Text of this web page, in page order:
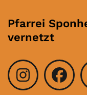
Pfarrei
vernetzt